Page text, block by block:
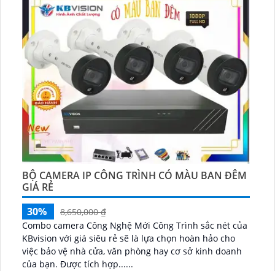
BỘ CAMERA IP CÔNG TRÌNH CÓ MÀU BAN ĐÊM
GIÁ RẺ
30%
8,650,000 ₫
Combo camera Công Nghệ Mới Công Trình sắc nét của
KBvision với giá siêu rẻ sẽ là lựa chọn hoàn hảo cho
việc bảo vệ nhà cửa, văn phòng hay cơ sở kinh doanh
của bạn. Được tích hợp......